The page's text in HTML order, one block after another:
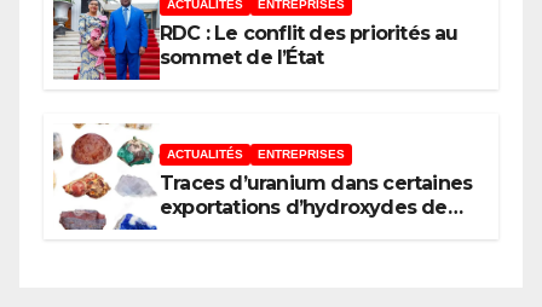
l’Afrique (AUDA-NEPAD)
ACTUALITÉS ENTREPRISES
RDC : Le conflit des priorités au
sommet de l’État
ACTUALITÉS ENTREPRISES
Traces d’uranium dans certaines
exportations d’hydroxydes de